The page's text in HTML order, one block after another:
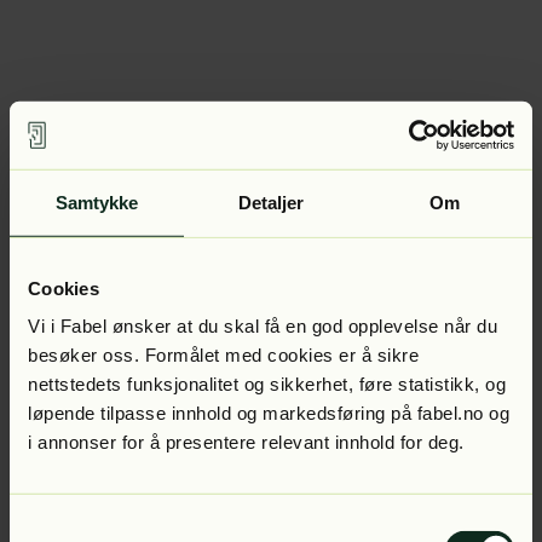
Samtykke Detaljer Om
Cookies
Vi i Fabel ønsker at du skal få en god opplevelse når du
besøker oss. Formålet med cookies er å sikre
nettstedets funksjonalitet og sikkerhet, føre statistikk, og
løpende tilpasse innhold og markedsføring på fabel.no og
i annonser for å presentere relevant innhold for deg.